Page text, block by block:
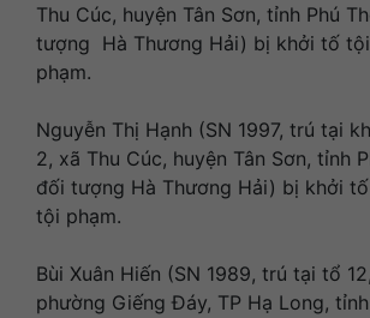
Thu Cúc, huyện Tân Sơn, tỉnh Phú
tượng Hà Thương Hải) bị khởi tố
phạm.
Nguyễn Thị Hạnh (SN 1997, trú tại
2, xã Thu Cúc, huyện Tân Sơn, tỉnh
đối tượng Hà Thương Hải) bị khởi
tội phạm.
Bùi Xuân Hiến (SN 1989, trú tại tổ
phường Giếng Đáy, TP Hạ Long,